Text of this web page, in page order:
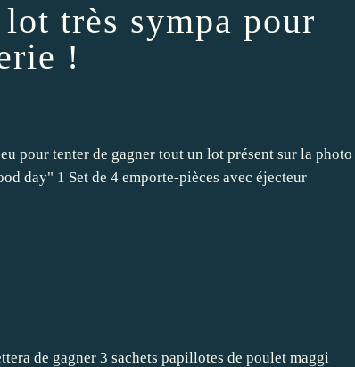
très sympa pour
!
pour tenter de gagner tout un lot présent sur la photo
day" 1 Set de 4 emporte-pièces avec éjecteur
de gagner 3 sachets papillotes de poulet maggi